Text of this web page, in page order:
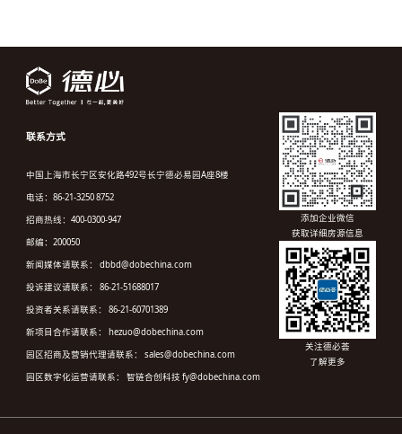
联系方式
中国上海市长宁区安化路492号长宁德必易园A座8楼
电话：86-21-3250 8752
招商热线：400-0300-947
邮编：200050
新闻媒体请联系： dbbd@dobechina.com
投诉建议请联系： 86-21-51688017
投资者关系请联系： 86-21-60701389
新项目合作请联系： hezuo@dobechina.com
园区招商及营销代理请联系： sales@dobechina.com
园区数字化运营请联系： 智链合创科技 fy@dobechina.com
添加企业微信
获取详细房源信息
关注德必荟
了解更多